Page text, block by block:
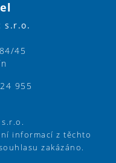
s.r.o.
45
955
informací z těchto
zakázáno.